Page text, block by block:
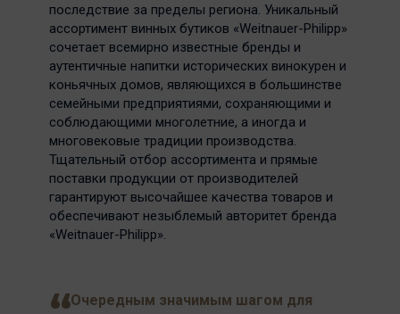
последствие за пределы региона. Уникальный
ассортимент винных бутиков «Weitnauer-Philipp»
сочетает всемирно известные бренды и
аутентичные напитки исторических винокурен и
коньячных домов, являющихся в большинстве
семейными предприятиями, сохраняющими и
соблюдающими многолетние, а иногда и
многовековые традиции производства.
Тщательный отбор ассортимента и прямые
поставки продукции от производителей
гарантируют высочайшее качества товаров и
обеспечивают незыблемый авторитет бренда
«Weitnauer-Philipp».
Очередным значимым шагом для